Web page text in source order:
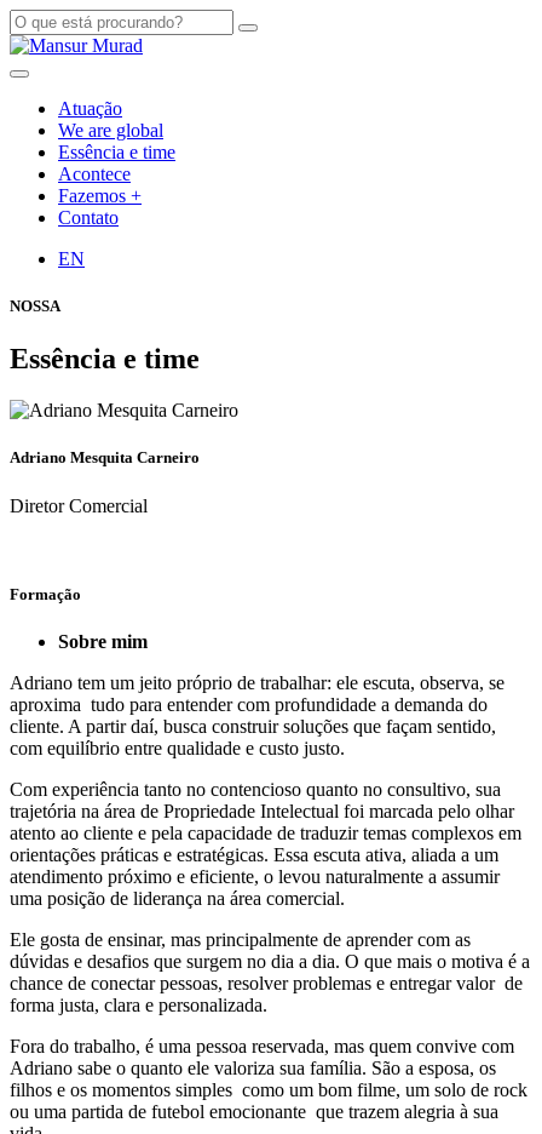
Atuação
We are global
Essência e time
Acontece
Fazemos +
Contato
EN
NOSSA
Essência e time
Adriano Mesquita Carneiro
Diretor Comercial
Formação
Sobre mim
Adriano tem um jeito próprio de trabalhar: ele escuta, observa, se
aproxima tudo para entender com profundidade a demanda do
cliente. A partir daí, busca construir soluções que façam sentido,
com equilíbrio entre qualidade e custo justo.
Com experiência tanto no contencioso quanto no consultivo, sua
trajetória na área de Propriedade Intelectual foi marcada pelo olhar
atento ao cliente e pela capacidade de traduzir temas complexos em
orientações práticas e estratégicas. Essa escuta ativa, aliada a um
atendimento próximo e eficiente, o levou naturalmente a assumir
uma posição de liderança na área comercial.
Ele gosta de ensinar, mas principalmente de aprender com as
dúvidas e desafios que surgem no dia a dia. O que mais o motiva é a
chance de conectar pessoas, resolver problemas e entregar valor de
forma justa, clara e personalizada.
Fora do trabalho, é uma pessoa reservada, mas quem convive com
Adriano sabe o quanto ele valoriza sua família. São a esposa, os
filhos e os momentos simples como um bom filme, um solo de rock
ou uma partida de futebol emocionante que trazem alegria à sua